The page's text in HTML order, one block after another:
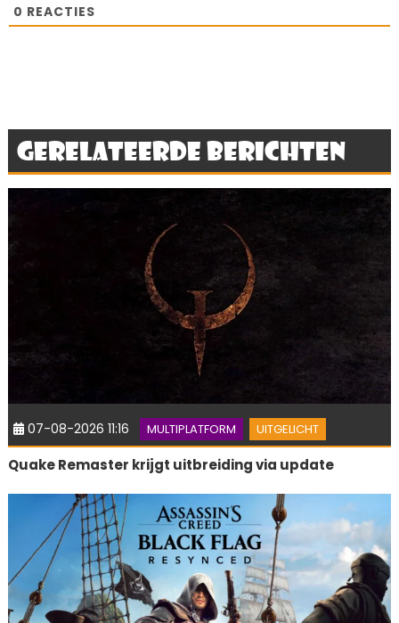
0 REACTIES
Gerelateerde berichten
07-08-2026 11:16 MULTIPLATFORM UITGELICHT
Quake Remaster krijgt uitbreiding via update